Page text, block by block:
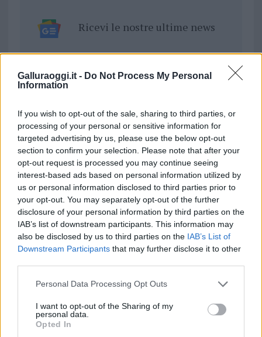
Galluraoggi.it - Do Not Process My Personal
Information
If you wish to opt-out of the sale, sharing to third parties, or
processing of your personal or sensitive information for
targeted advertising by us, please use the below opt-out
section to confirm your selection. Please note that after your
opt-out request is processed you may continue seeing
interest-based ads based on personal information utilized by
us or personal information disclosed to third parties prior to
your opt-out. You may separately opt-out of the further
disclosure of your personal information by third parties on the
IAB’s list of downstream participants. This information may
also be disclosed by us to third parties on the IAB’s List of
Downstream Participants that may further disclose it to other
Please note that this website/app uses one or more Google
not limited to your visit or usage behaviour. You may click to
grant or deny consent to Google and its third-party tags to
use your data for below specified purposes in below Google
Personal Data Processing Opt Outs
I want to opt-out of the Sharing of my
personal data.
Opted In
Ricevi le nostre ultime news
daGoogle News
F
a
ce
b
o
o
k
T
w
it
te
r
Pi
n
te
re
st
W
h
at
s
A
p
p
S
h
a
re
Articolo precedente
Prossimo articolo
NOTIZIE RECENTI
Pausa caffè impeccabile: come scegliere la
soluzione ideale per la casa e l’ufficio
Monte Pino, la fine di un lungo dolore: storia e